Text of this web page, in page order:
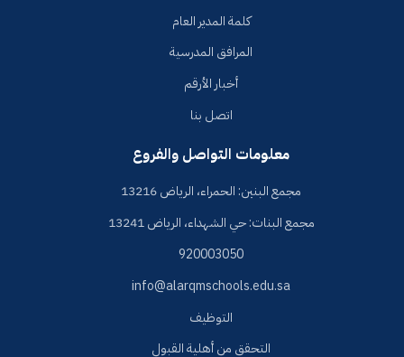
كلمة المدير العام
المرافق المدرسية
أخبار الأرقم
اتصل بنا
معلومات التواصل والفروع
مجمع البنين: الحمراء، الرياض 13216
مجمع البنات: حي الشهداء، الرياض 13241
920003050
info@alarqmschools.edu.sa
التوظيف
التحقق من أهلية القبول